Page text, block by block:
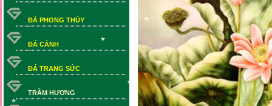
ĐÁ PHONG THỦY
ĐÁ CẢNH
ĐÁ TRANG SỨC
TRẦM HƯƠNG
*
*